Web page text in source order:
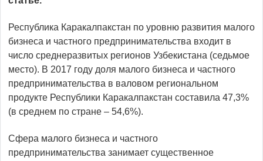
Республика Каракалпакстан по уровню развития малого
бизнеса и частного предпринимательства входит в
число среднеразвитых регионов Узбекистана (седьмое
место). В 2017 году доля малого бизнеса и частного
предпринимательства в валовом региональном
продукте Республики Каракалпакстан составила 47,3%
(в среднем по стране – 54,6%).
Сфера малого бизнеса и частного
предпринимательства занимает существенное